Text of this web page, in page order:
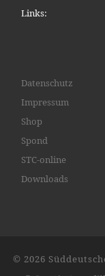
Links:
Datenschutz
Impressum
Shop
Spond
STC-online
Downloads
© 2026